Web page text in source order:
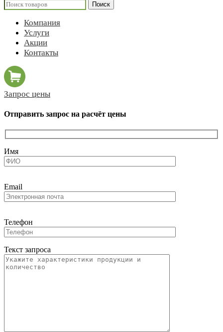
Поиск
Компания
Услуги
Акции
Контакты
Запрос цены
Отправить запрос на расчёт цены
Имя
Email
Телефон
Текст запроса